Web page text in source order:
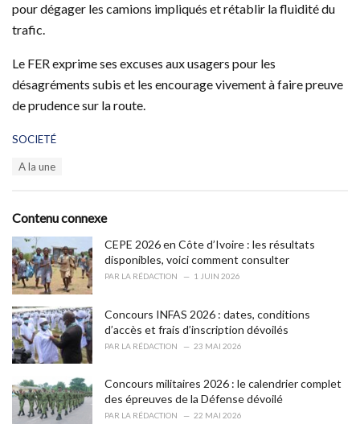
pour dégager les camions impliqués et rétablir la fluidité du
trafic.
Le FER exprime ses excuses aux usagers pour les
désagréments subis et les encourage vivement à faire preuve
de prudence sur la route.
C
o
r
i
e
s
:
SOCIETÉ
:
A la une
Contenu connexe
CEPE 2026 en Côte d’Ivoire : les résultats
disponibles, voici comment consulter
PAR LA RÉDACTION 1 JUIN 2026
Concours INFAS 2026 : dates, conditions
d’accès et frais d’inscription dévoilés
PAR LA RÉDACTION 23 MAI 2026
Concours militaires 2026 : le calendrier complet
des épreuves de la Défense dévoilé
PAR LA RÉDACTION 22 MAI 2026